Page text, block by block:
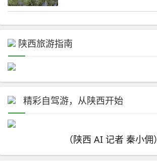
陕西旅游指南
精彩自驾游，从陕西开始
（陕西 AI 记者 秦小佣）